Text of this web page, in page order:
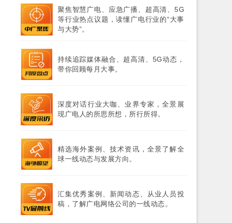
聚焦智慧广电、应急广播、超高清、5G
等行业热点议题，读懂广电行业的“大事
与大势”。
持续追踪媒体融合、超高清、5G动态，
带你回顾每月大事。
深度对话行业大咖、业界专家，全景展
现广电人的所思所想，所行所得。
精选海外案例、技术资讯，全景了解全
球一线动态与发展方向。
汇集优秀案例、新闻动态、从业人员投
稿，了解广电网络公司的一线动态。